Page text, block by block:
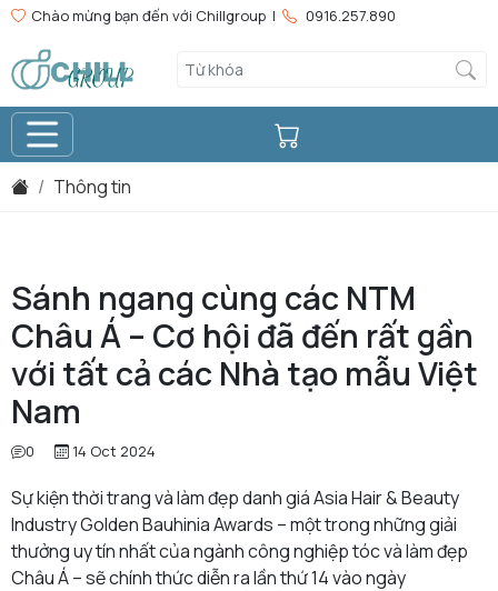
Chào mừng bạn đến với Chillgroup | 0916.257.890
Thông tin
Sánh ngang cùng các NTM
Châu Á – Cơ hội đã đến rất gần
với tất cả các Nhà tạo mẫu Việt
Nam
0 14 Oct 2024
Sự kiện thời trang và làm đẹp danh giá Asia Hair & Beauty
Industry Golden Bauhinia Awards – một trong những giải
thưởng uy tín nhất của ngành công nghiệp tóc và làm đẹp
Châu Á – sẽ chính thức diễn ra lần thứ 14 vào ngày